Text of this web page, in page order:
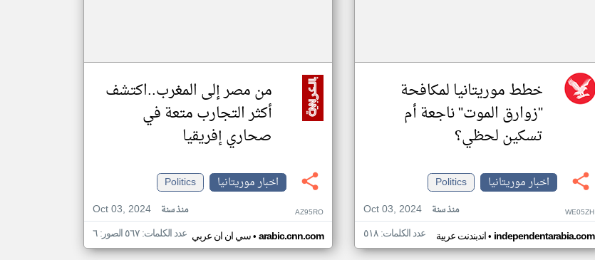
خطط موريتانيا لمكافحة
"زوارق الموت" ناجعة أم
تسكين لحظي؟
اخبار موريتانيا
Politics
Oct 03, 2024
منذ سنة WE05ZH
اندبندنت عربية• independentarabia.com عدد الكلمات: ٥١٨
من مصر إلى المغرب..اكتشف
أكثر التجارب متعة في
صحاري إفريقيا
اخبار موريتانيا
Politics
Oct 03, 2024
منذ سنة AZ95RO
سي ان ان عربي• arabic.cnn.com عدد الكلمات: ٥٦٧ الصور: ٦